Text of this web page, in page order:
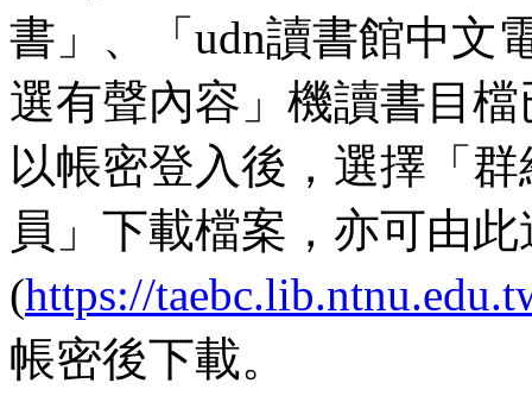
書」、「udn讀書館中文
選有聲內容」機讀書目
以帳密登入後，選擇「
員」下載檔案，亦可由此
(https://
帳密後下載。